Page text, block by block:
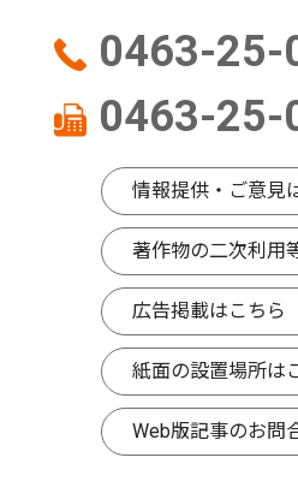
0463-25-
0463-25-
情報提供・ご意見
著作物の二次利用
広告掲載はこちら
紙面の設置場所は
Web版記事のお問